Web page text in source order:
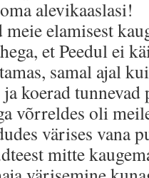
alevikaaslasi!
elamisest
et Peedul ei
samal ajal
koerad
võrreldes oli
värises vana
mitte